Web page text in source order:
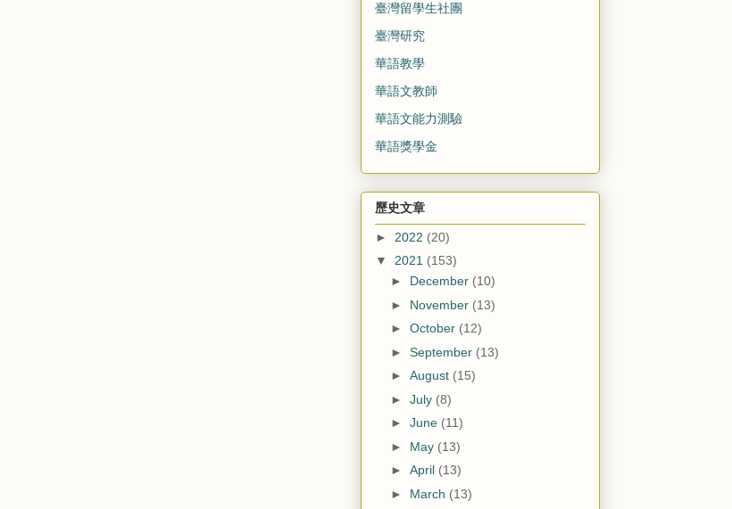
臺灣留學生社團
臺灣研究
華語教學
華語文教師
華語文能力測驗
華語獎學金
歷史文章
► 2022 (20)
▼ 2021 (153)
► December (10)
► November (13)
► October (12)
► September (13)
► August (15)
► July (8)
► June (11)
► May (13)
► April (13)
► March (13)